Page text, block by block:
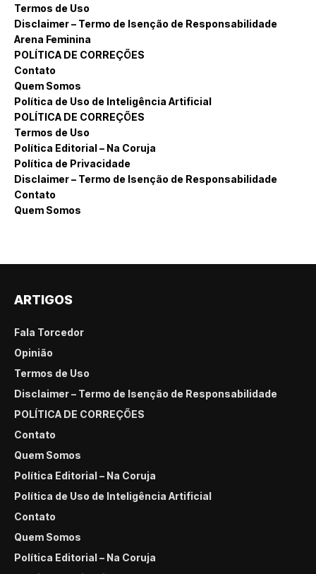
Termos de Uso
Disclaimer – Termo de Isenção de Responsabilidade
Arena Feminina
POLÍTICA DE CORREÇÕES
Contato
Quem Somos
Política de Uso de Inteligência Artificial
POLÍTICA DE CORREÇÕES
Termos de Uso
Política Editorial – Na Coruja
Política de Privacidade
Disclaimer – Termo de Isenção de Responsabilidade
Contato
Quem Somos
ARTIGOS
Fala Torcedor
Opinião
Termos de Uso
Disclaimer – Termo de Isenção de Responsabilidade
POLÍTICA DE CORREÇÕES
Contato
Quem Somos
Política Editorial – Na Coruja
Política de Uso de Inteligência Artificial
Contato
Quem Somos
Política Editorial – Na Coruja